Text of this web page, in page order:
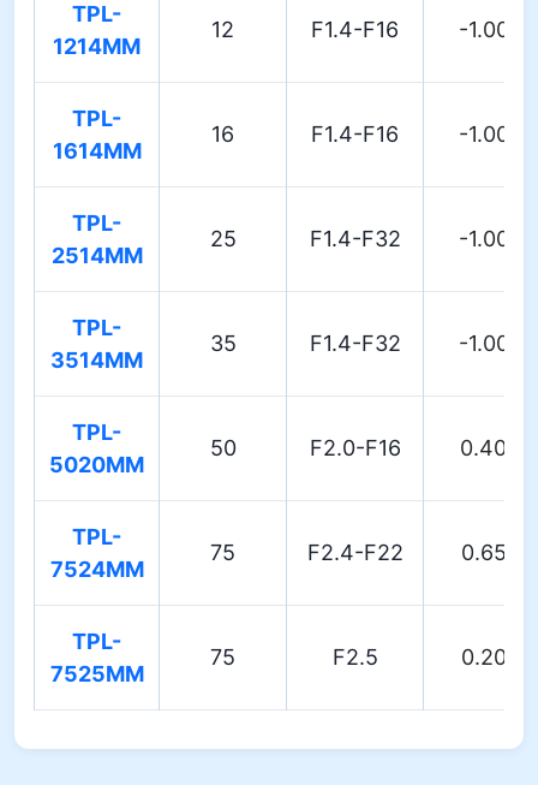
TPL-
1214MM
12 F1.4-F16 -1.00%
TPL-
1614MM
16 F1.4-F16 -1.00%
TPL-
2514MM
25 F1.4-F32 -1.00%
TPL-
3514MM
35 F1.4-F32 -1.00%
TPL-
5020MM
50 F2.0-F16 0.40%
TPL-
7524MM
75 F2.4-F22 0.65%
TPL-
7525MM
75 F2.5 0.20%